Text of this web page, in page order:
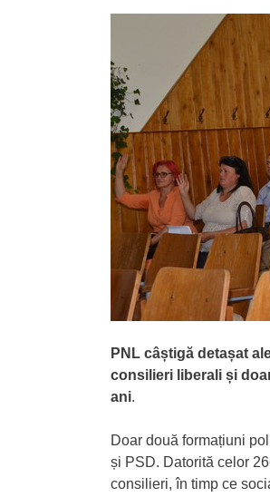
PNL câștigă detașat
consilieri liberali și
ani.
Doar două formațiuni
și PSD. Datorită celor
consilieri, în timp ce